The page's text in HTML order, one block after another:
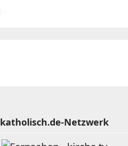
katholisch.de-Netzwerk